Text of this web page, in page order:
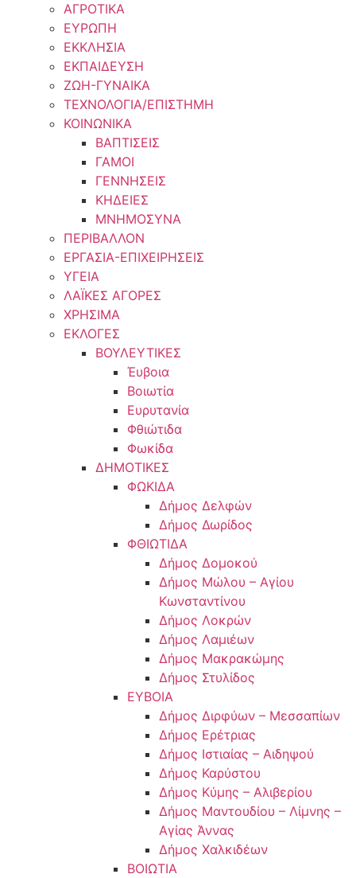
ΑΓΡΟΤΙΚΑ
ΕΥΡΩΠΗ
ΕΚΚΛΗΣΙΑ
ΕΚΠΑΙΔΕΥΣΗ
ΖΩΗ-ΓΥΝΑΙΚΑ
ΤΕΧΝΟΛΟΓΙΑ/ΕΠΙΣΤΗΜΗ
ΚΟΙΝΩΝΙΚΑ
ΒΑΠΤΙΣΕΙΣ
ΓΑΜΟΙ
ΓΕΝΝΗΣΕΙΣ
ΚΗΔΕΙΕΣ
ΜΝΗΜΟΣΥΝΑ
ΠΕΡΙΒΑΛΛΟΝ
ΕΡΓΑΣΙΑ-ΕΠΙΧΕΙΡΗΣΕΙΣ
ΥΓΕΙΑ
ΛΑΪΚΕΣ ΑΓΟΡΕΣ
ΧΡΗΣΙΜΑ
ΕΚΛΟΓΕΣ
ΒΟΥΛΕΥΤΙΚΕΣ
Έυβοια
Βοιωτία
Ευρυτανία
Φθιώτιδα
Φωκίδα
ΔΗΜΟΤΙΚΕΣ
ΦΩΚΙΔΑ
Δήμος Δελφών
Δήμος Δωρίδος
ΦΘΙΩΤΙΔΑ
Δήμος Δομοκού
Δήμος Μώλου – Αγίου
Κωνσταντίνου
Δήμος Λοκρών
Δήμος Λαμιέων
Δήμος Μακρακώμης
Δήμος Στυλίδος
ΕΥΒΟΙΑ
Δήμος Διρφύων – Μεσσαπίων
Δήμος Ερέτριας
Δήμος Ιστιαίας – Αιδηψού
Δήμος Καρύστου
Δήμος Κύμης – Αλιβερίου
Δήμος Μαντουδίου – Λίμνης –
Αγίας Άννας
Δήμος Χαλκιδέων
ΒΟΙΩΤΙΑ